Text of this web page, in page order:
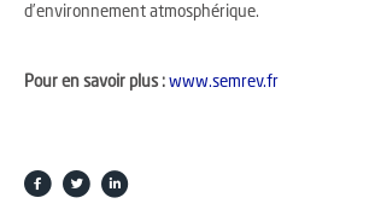
d’environnement atmosphérique.
Pour en savoir plus : www.semrev.fr